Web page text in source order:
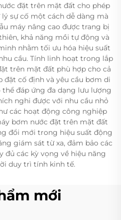
đặt trên mặt đất cho phép
sự cố một cách dễ dàng mà
máy nâng cao được trang bị
khả năng mồi tự động và
nhằm tối ưu hóa hiệu suất
cầu. Tính linh hoạt trong lắp
trên mặt đất phù hợp cho cả
cố định và yêu cầu bơm di
đáp ứng đa dạng lưu lượng
nghi được với nhu cầu nhỏ
các hoạt động công nghiệp
bơm nước đặt trên mặt đất
đổi mới trong hiệu suất động
giám sát từ xa, đảm bảo các
đủ các kỳ vọng về hiệu năng
duy trì tính kinh tế.
mới